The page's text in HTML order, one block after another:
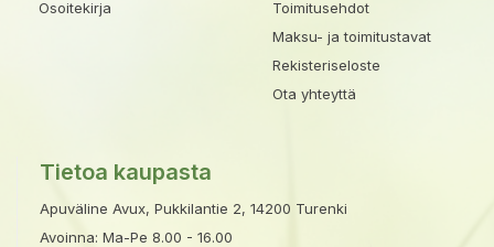
Osoitekirja
Toimitusehdot
Maksu- ja toimitustavat
Rekisteriseloste
Ota yhteyttä
Tietoa kaupasta
Apuväline Avux, Pukkilantie 2, 14200 Turenki
Avoinna: Ma-Pe 8.00 - 16.00